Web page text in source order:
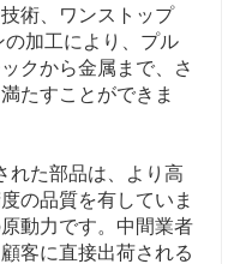
術、ワンストップ
加工により、プル
クから金属まで、さ
たすことができま
れた部品は、より高
の品質を有していま
動力です。中間業者
客に直接出荷される